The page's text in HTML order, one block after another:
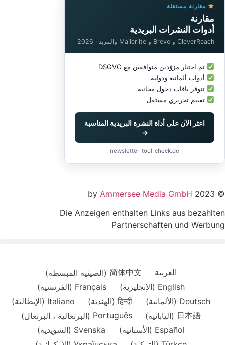
مقارنة مستقلة
مقارنة
أدوات النشرات البريدية
CleverReach و Brevo و Mailerlite والمزيد · 2026
تم اختبار مزوّدين متوافقين مع DSGVO
أدوات ألمانية ودولية
تتوفر باقات دخول مجانية
تقييم تحريري مستقل
اعثر الآن على أداة النشرة البريدية المناسبة
→
newsletter-tool-check.de
©
Ammersee Media GmbH
Die Anzeigen enthalten Links aus
Partnerschaften und
العربية 简体中文
( الصينية المبسطة)
English
( الإنجليزية)
Français
( الفرنسية)
Deutsch
( الألمانية)
हिन्दी
(الهندية)
Italiano
( الإيطالية)
日本語
( اليابانية)
Português
( البرتغالية ، البرتغال)
Español
( الأسبانية)
Svenska
( السويدية)